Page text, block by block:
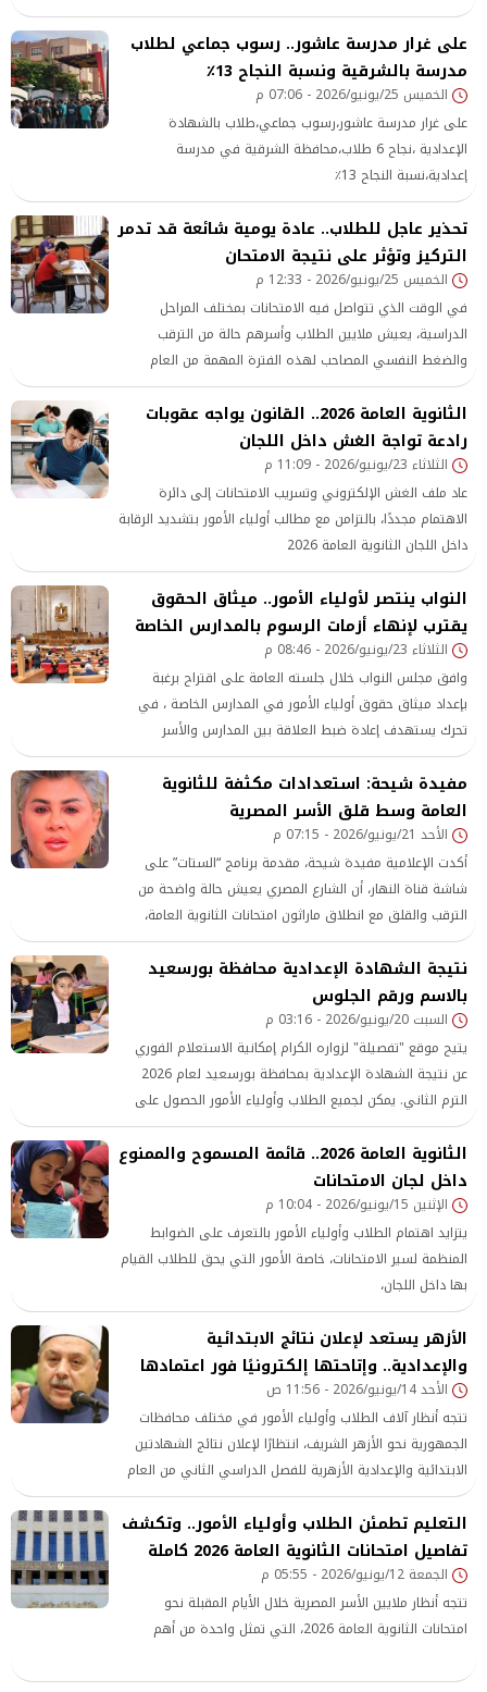
عبر بعض صفحات وجروبات الغش الإلكتروني على موقعي
فيس بوك و تليجرام لا يمت للحقيقة بصلة، وأن الامتحان لم يتم
تسريبه أو تداوله قبل توزيعه داخل اللجان. وجاء ذلك بعد تداول
عدد من جروبات الغش الإلكتروني منشورات ادعت
على غرار مدرسة عاشور.. رسوب جماعي لطلاب
مدرسة بالشرقية ونسبة النجاح 13٪
الخميس 25/يونيو/2026 - 07:06 م
على غرار مدرسة عاشور،رسوب جماعي،طلاب بالشهادة
الإعدادية ،نجاح 6 طلاب،محافظة الشرقية في مدرسة
إعدادية،نسبة النجاح 13٪
تحذير عاجل للطلاب.. عادة يومية شائعة قد تدمر
التركيز وتؤثر على نتيجة الامتحان
الخميس 25/يونيو/2026 - 12:33 م
في الوقت الذي تتواصل فيه الامتحانات بمختلف المراحل
الدراسية، يعيش ملايين الطلاب وأسرهم حالة من الترقب
والضغط النفسي المصاحب لهذه الفترة المهمة من العام
الدراسي وبين ساعات المذاكرة الطويلة ومحاولات استغلال كل
دقيقة في مراجعة الدروس، يقع بعض الطلاب في أخطاء قد
تؤثر سلبًا على مستواهم الأكاديمي، مثل السهر المفرط أو
إهمال النوم والتغذية السليمة.
الثانوية العامة 2026.. القانون يواجه عقوبات
رادعة تواجة الغش داخل اللجان
الثلاثاء 23/يونيو/2026 - 11:09 م
عاد ملف الغش الإلكتروني وتسريب الامتحانات إلى دائرة
الاهتمام مجددًا، بالتزامن مع مطالب أولياء الأمور بتشديد الرقابة
داخل اللجان الثانوية العامة 2026
النواب ينتصر لأولياء الأمور.. ميثاق الحقوق
يقترب لإنهاء أزمات الرسوم بالمدارس الخاصة
الثلاثاء 23/يونيو/2026 - 08:46 م
وافق مجلس النواب خلال جلسته العامة على اقتراح برغبة
بإعداد ميثاق حقوق أولياء الأمور في المدارس الخاصة ، في
تحرك يستهدف إعادة ضبط العلاقة بين المدارس والأسر
المصرية على أسس أكثر شفافية وعدالة
مفيدة شيحة: استعدادات مكثفة للثانوية
العامة وسط قلق الأسر المصرية
الأحد 21/يونيو/2026 - 07:15 م
أكدت الإعلامية مفيدة شيحة، مقدمة برنامج “الستات” على
شاشة قناة النهار، أن الشارع المصري يعيش حالة واضحة من
الترقب والقلق مع انطلاق ماراثون امتحانات الثانوية العامة،
مشيرة إلى أن هذه الفترة تُعد من أكثر المراحل الدراسية
ضغطًا داخل الأسر المصرية، لما تحمله من تأثير مباشر على
الطلاب وأولياء الأمور على حد سواء.
نتيجة الشهادة الإعدادية محافظة بورسعيد
بالاسم ورقم الجلوس
السبت 20/يونيو/2026 - 03:16 م
يتيح موقع "تفصيلة" لزواره الكرام إمكانية الاستعلام الفوري
عن نتيجة الشهادة الإعدادية بمحافظة بورسعيد لعام 2026
الترم الثاني. يمكن لجميع الطلاب وأولياء الأمور الحصول على
الدرجات مباشرة فور اعتمادها رسمياً عبر إدخال الاسم ورقم
الجلوس من خلال الروابط الرسمية المحدثة بالمقال. ​ كيفية
الاستعلام عن نتيجة
الثانوية العامة 2026.. قائمة المسموح والممنوع
داخل لجان الامتحانات
الإثنين 15/يونيو/2026 - 10:04 م
يتزايد اهتمام الطلاب وأولياء الأمور بالتعرف على الضوابط
المنظمة لسير الامتحانات، خاصة الأمور التي يحق للطلاب القيام
بها داخل اللجان،
الأزهر يستعد لإعلان نتائج الابتدائية
والإعدادية.. وإتاحتها إلكترونيًا فور اعتمادها
الأحد 14/يونيو/2026 - 11:56 ص
تتجه أنظار آلاف الطلاب وأولياء الأمور في مختلف محافظات
الجمهورية نحو الأزهر الشريف، انتظارًا لإعلان نتائج الشهادتين
الابتدائية والإعدادية الأزهرية للفصل الدراسي الثاني من العام
الدراسي 2025-2026، في واحدة من أكثر المحطات التعليمية
أهمية بالنسبة للطلاب وأسرهم، وذلك بعد انتهاء أعمال
التصحيح والمراجعة ورصد الدرجات بجميع المناطق الأزهرية على
مستوى الجمهورية.
التعليم تطمئن الطلاب وأولياء الأمور.. وتكشف
تفاصيل امتحانات الثانوية العامة 2026 كاملة
الجمعة 12/يونيو/2026 - 05:55 م
تتجه أنظار ملايين الأسر المصرية خلال الأيام المقبلة نحو
امتحانات الثانوية العامة 2026، التي تمثل واحدة من أهم